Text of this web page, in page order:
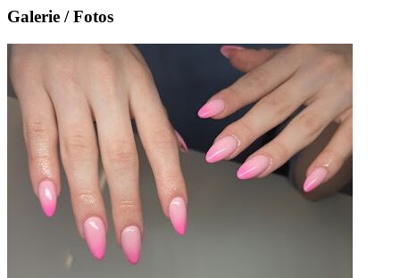
Galerie / Fotos